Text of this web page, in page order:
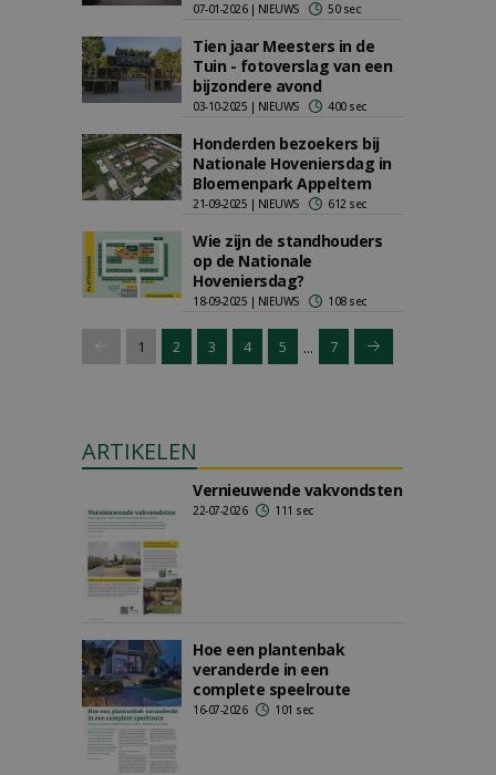
07-01-2026 | NIEUWS 50 sec
Tien jaar Meesters in de
Tuin - fotoverslag van een
bijzondere avond
03-10-2025 | NIEUWS 400 sec
Honderden bezoekers bij
Nationale Hoveniersdag in
Bloemenpark Appeltern
21-09-2025 | NIEUWS 612 sec
Wie zijn de standhouders
op de Nationale
Hoveniersdag?
18-09-2025 | NIEUWS 108 sec
1 2 3 4 5 ... 7
ARTIKELEN
Vernieuwende vakvondsten
22-07-2026 111 sec
Hoe een plantenbak
veranderde in een
complete speelroute
16-07-2026 101 sec